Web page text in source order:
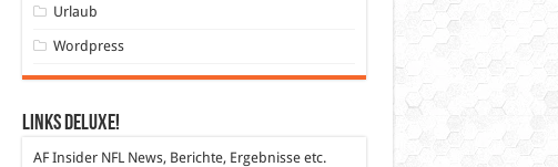
Urlaub
Wordpress
Links DeLuXe!
AF InsiderNFL News, Berichte, Ergebnisse etc.